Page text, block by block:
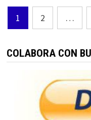
Paginación
de
entradas
1 2 …
COLABORA CON